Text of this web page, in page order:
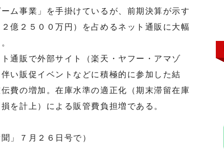
ム事業」を手掛けているが、前期決算が示す
億２５００万円）を占めるネット通販に大幅
通販で外部サイト（楽天・ヤフー・アマゾ
い販促イベントなどに積極的に参加した結
費の増加。在庫水準の適正化（期末滞留在庫
を計上）による販管費負担増である。
」７月２６日号で）